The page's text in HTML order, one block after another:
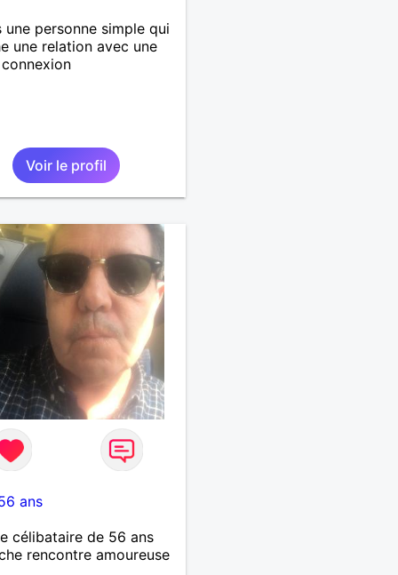
une personne simple qui
une relation avec une
Voir le profil
ans
célibataire de 56 ans
rencontre amoureuse